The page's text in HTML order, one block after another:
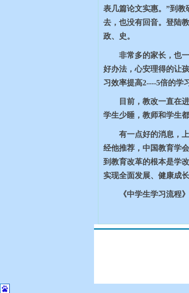
表几篇论文实惠。”到
去，也没有回音。登陆
政、史。
非常多的家长，也
好办法，心安理得的让
习效率提高2----5倍的学
目前，教改一直在
学生少睡，教师和学生
有一点好的消息，
经他推荐，中国教育学
到教育改革的根本是学
实现全面发展、健康成长
《中学生学习流程